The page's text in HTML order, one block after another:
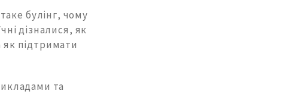
булінг, чому
дізналися, як
підтримати
та